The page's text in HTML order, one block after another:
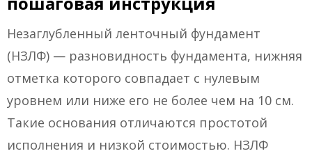
Незаглубленный ленточный фундамент
(НЗЛФ) — разновидность фундамента, нижняя
отметка которого совпадает с нулевым
уровнем или ниже его не более чем на 10 см.
Такие основания отличаются простотой
исполнения и низкой стоимостью. НЗЛФ